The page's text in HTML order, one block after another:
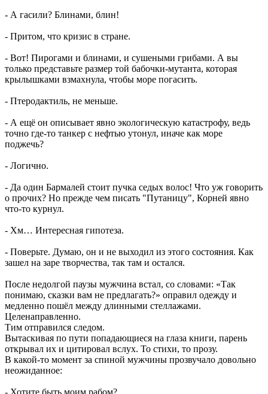
- А гасили? Блинами, блин!
- Притом, что кризис в стране.
- Вот! Пирогами и блинами, и сушеными грибами. А вы
только представьте размер той бабочки-мутанта, которая
крылышками взмахнула, чтобы море погасить.
- Птеродактиль, не меньше.
- А ещё он описывает явно экологическую катастрофу, ведь
точно где-то танкер с нефтью утонул, иначе как море
поджечь?
- Логично.
- Да один Бармалей стоит пучка седых волос! Что уж говорить
о прочих? Но прежде чем писать "Путаницу", Корней явно
что-то курнул.
- Хм… Интересная гипотеза.
- Поверьте. Думаю, он и не выходил из этого состояния. Как
зашел на заре творчества, так там и остался.
После недолгой паузы мужчина встал, со словами: «Так
понимаю, сказки вам не предлагать?» оправил одежду и
медленно пошёл между длинными стеллажами.
Целенаправленно.
Тим отправился следом.
Вытаскивая по пути попадающиеся на глаза книги, парень
открывал их и цитировал вслух. То стихи, то прозу.
В какой-то момент за спиной мужчины прозвучало довольно
неожиданное:
- Хотите быть моим рабом?